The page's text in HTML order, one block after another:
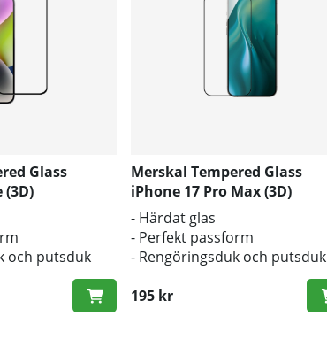
Glass
(3D)
och putsduk
Merskal Tempered Glass
iPhone 17 Pro Max (3D)
- Härdat glas
- Perfekt passform
- Rengöringsduk och putsduk
195 kr